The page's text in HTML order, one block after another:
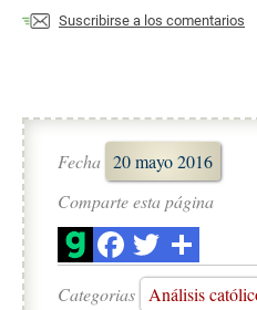
Suscribirse a los comentarios
Fecha 20 mayo 2016
Comparte esta página
Categorias
Análisis